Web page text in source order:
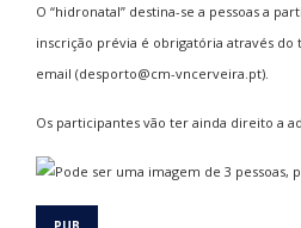
O “hidronatal” destina-se a pessoas a
inscrição prévia é obrigatória através do
email (desporto@cm-vncerveira.pt).
Os participantes vão ter ainda direito a